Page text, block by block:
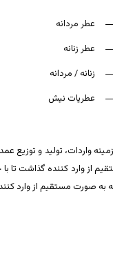
عطر مردانه
عطر زنانه
زنانه / مردانه
عطریات نیش
واردات، تولید و توزیع
وارد کننده گذاشت تا با
صورت مستقیم از وارد